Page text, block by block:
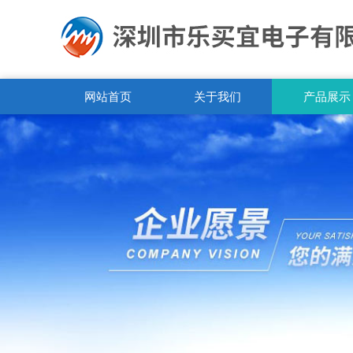
网站首页 关于我们 产品展示